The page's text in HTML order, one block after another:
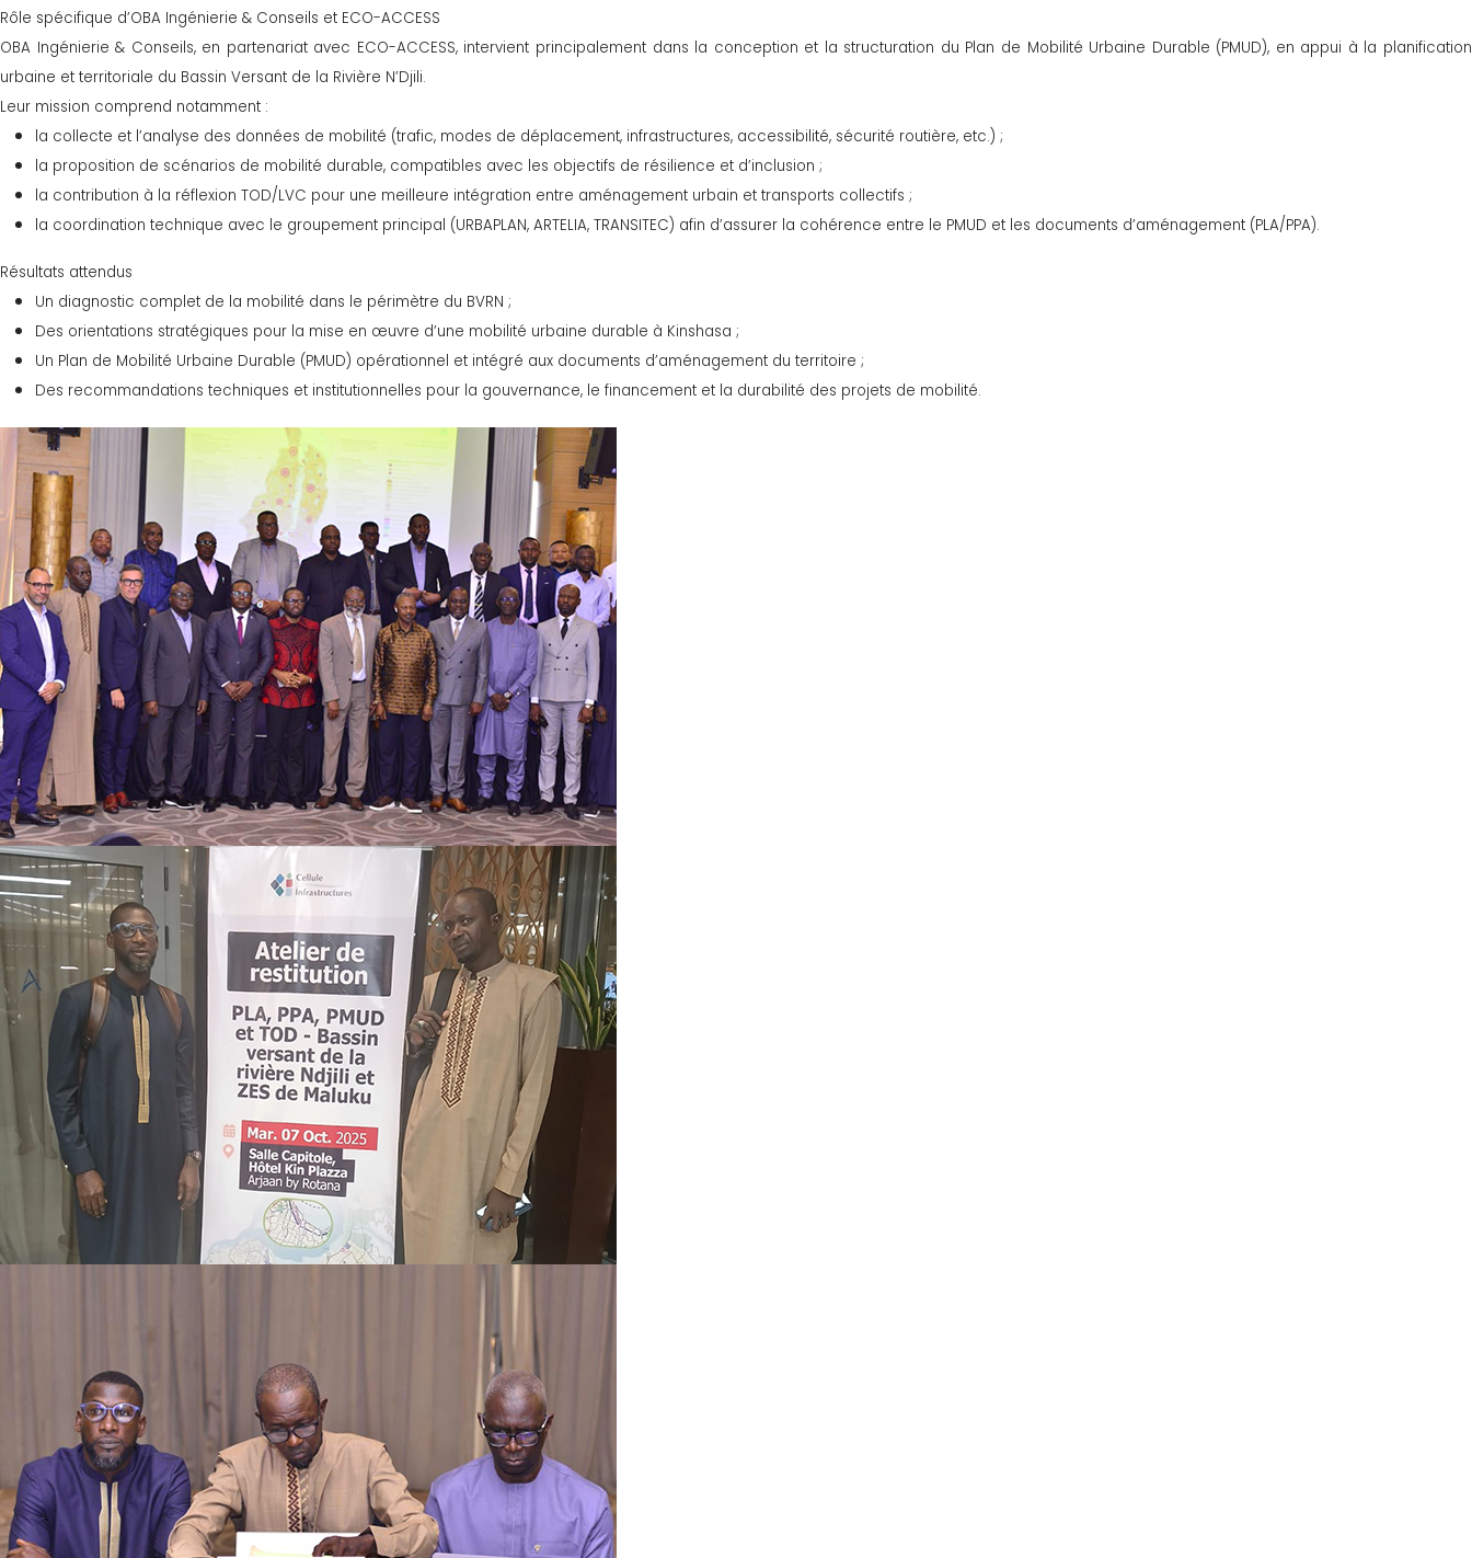
Rôle spécifique d’OBA Ingénierie & Conseils et ECO-ACCESS
OBA Ingénierie & Conseils, en partenariat avec ECO-ACCESS, intervient principalement dans la conception et la structuration du Plan de Mobilité Urbaine Durable (PMUD), en appui à la planification
urbaine et territoriale du Bassin Versant de la Rivière N’Djili.
Leur mission comprend notamment :
la collecte et l’analyse des données de mobilité (trafic, modes de déplacement, infrastructures, accessibilité, sécurité routière, etc.) ;
la proposition de scénarios de mobilité durable, compatibles avec les objectifs de résilience et d’inclusion ;
la contribution à la réflexion TOD/LVC pour une meilleure intégration entre aménagement urbain et transports collectifs ;
la coordination technique avec le groupement principal (URBAPLAN, ARTELIA, TRANSITEC) afin d’assurer la cohérence entre le PMUD et les documents d’aménagement (PLA/PPA).
Résultats attendus
Un diagnostic complet de la mobilité dans le périmètre du BVRN ;
Des orientations stratégiques pour la mise en œuvre d’une mobilité urbaine durable à Kinshasa ;
Un Plan de Mobilité Urbaine Durable (PMUD) opérationnel et intégré aux documents d’aménagement du territoire ;
Des recommandations techniques et institutionnelles pour la gouvernance, le financement et la durabilité des projets de mobilité.